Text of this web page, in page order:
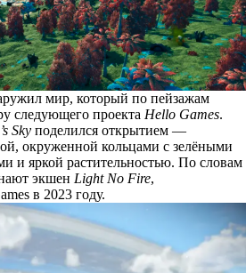
мир, который по пейзажам
следующего проекта Hello Games.
Sky поделился открытием —
окруженной кольцами с зелёными
и яркой растительностью. По словам
экшен Light No Fire,
в 2023 году.